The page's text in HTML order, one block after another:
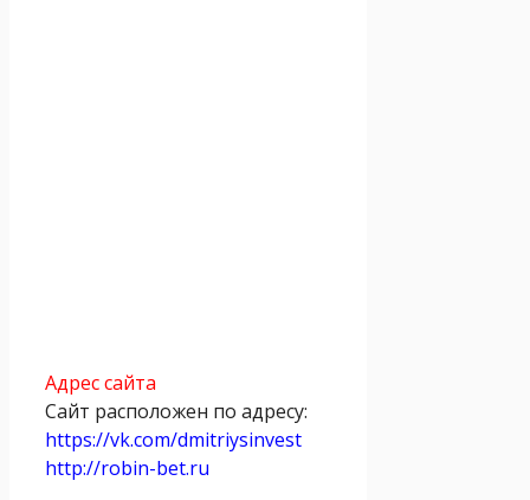
Адрес сайта
Сайт расположен по адресу:
https://vk.com/dmitriysinvest
http://robin-bet.ru